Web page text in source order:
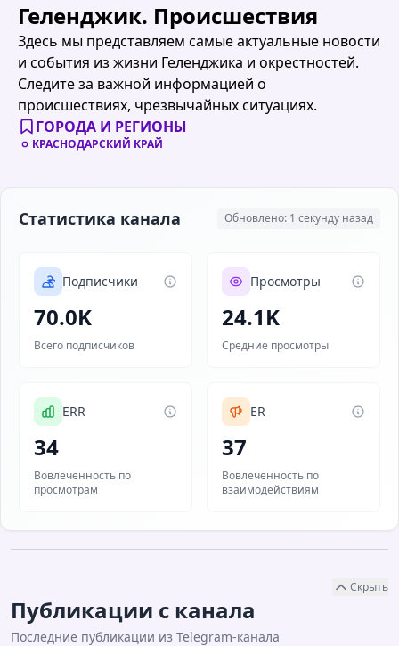
Геленджик. Происшествия
Здесь мы представляем самые актуальные новости
и события из жизни Геленджика и окрестностей.
Следите за важной информацией о
происшествиях, чрезвычайных ситуациях.
ГОРОДА И РЕГИОНЫ
КРАСНОДАРСКИЙ КРАЙ
Статистика канала Обновлено: 1 секунду назад
Подписчики
70.0K
Всего подписчиков
Просмотры
24.1K
Средние просмотры
ERR
34
Вовлеченность по
просмотрам
ER
37
Вовлеченность по
взаимодействиям
Скрыть
Публикации с канала
Последние публикации из Telegram-канала